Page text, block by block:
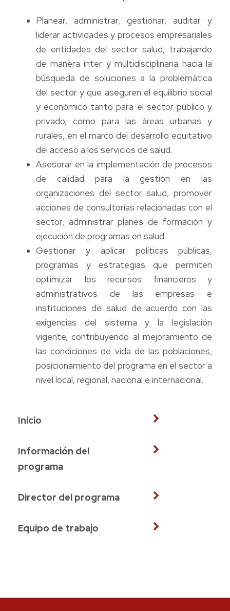
Planear, administrar, gestionar, auditar y
liderar actividades y procesos empresariales
de entidades del sector salud, trabajando
de manera inter y multidisciplinaria hacia la
búsqueda de soluciones a la problemática
del sector y que aseguren el equilibrio social
y económico tanto para el sector público y
privado, como para las áreas urbanas y
rurales, en el marco del desarrollo equitativo
del acceso a los servicios de salud.
Asesorar en la implementación de procesos
de calidad para la gestión en las
organizaciones del sector salud, promover
acciones de consultorías relacionadas con el
sector, administrar planes de formación y
ejecución de programas en salud.
Gestionar y aplicar políticas públicas,
programas y estrategias que permiten
optimizar los recursos financieros y
administrativos de las empresas e
instituciones de salud de acuerdo con las
exigencias del sistema y la legislación
vigente, contribuyendo al mejoramiento de
las condiciones de vida de las poblaciones,
posicionamiento del programa en el sector a
nivel local, regional, nacional e internacional.
Inicio
Información del
programa
Director del programa
Equipo de trabajo